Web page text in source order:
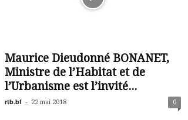
Maurice Dieudonné BONANET,
Ministre de l’Habitat et de
l’Urbanisme est l’invité...
rtb.bf - 22 mai 2018 0